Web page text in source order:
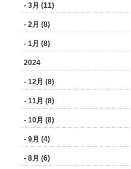
- 3月 (11)
- 2月 (8)
- 1月 (8)
2024
- 12月 (8)
- 11月 (8)
- 10月 (8)
- 9月 (4)
- 8月 (6)